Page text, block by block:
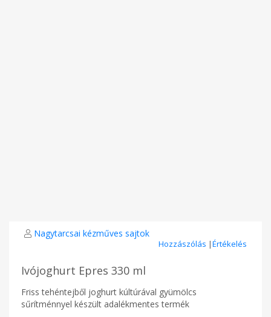
Nagytarcsai kézműves sajtok
Hozzászólás |Értékelés
Ivójoghurt Epres 330 ml
Friss tehéntejből joghurt kúltúrával gyümölcs
sűrítménnyel készült adalékmentes termék